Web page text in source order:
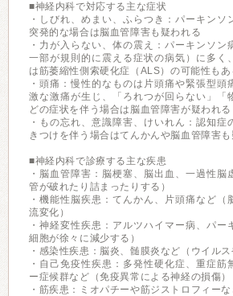
■神経内科で対応する主な症状
・しびれ、めまい、ふらつき：パーキンソ
突発的な場合は脳血管障害も疑われる
・力が入らない、体の震え：パーキンソン
一部が規則的に震える症状の病気）に多く
は筋萎縮性側索硬化症（ALS）の可能性もあ
・頭痛：慢性的なものは片頭痛や緊張型頭
激な激痛が生じ、「ろれつが回らない」「
どの症状を伴う場合は脳血管障害が疑われる
・もの忘れ、意識障害、けいれん：認知症
きつけを伴う場合はてんかんや脳血管障害
■神経内科で診療する主な疾患
・脳血管障害：脳梗塞、脳出血、一過性脳
管が破れたり詰まったりする）
・機能性脳疾患：てんかん、片頭痛など（
流変化）
・神経変性疾患：アルツハイマー病、パー
細胞が徐々に減少する）
・感染性疾患：脳炎、髄膜炎など（ウイルス
・自己免疫性疾患：多発性硬化症、重症筋
ー症候群など（免疫異常による神経の損傷）
・筋疾患：ミオパチーや筋ジストロフィーな